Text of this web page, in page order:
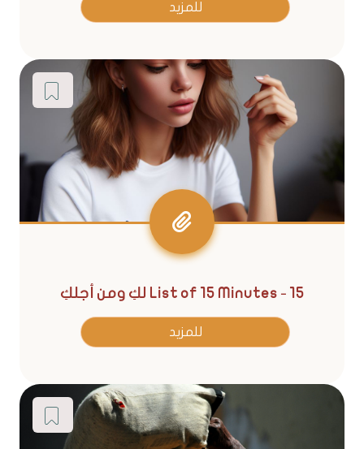
للمزيد
List of 15 Minutes - 15 لكِ ومن أجلكِ
للمزيد